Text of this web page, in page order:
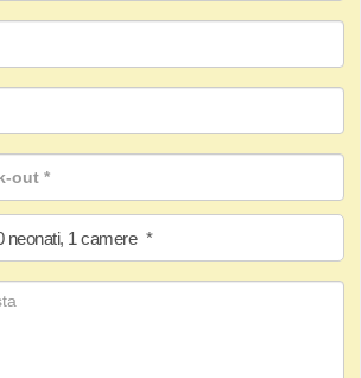
neonati, 1 camere *